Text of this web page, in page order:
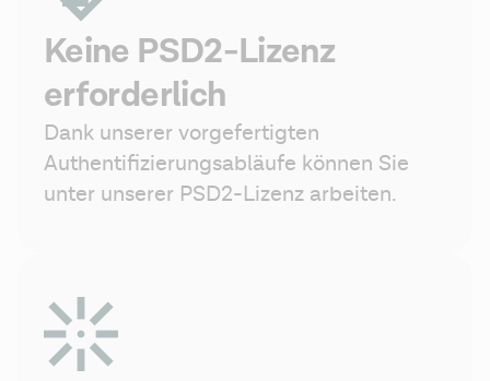
Keine PSD2-Lizenz
erforderlich
Dank unserer vorgefertigten
Authentifizierungsabläufe können Sie
unter unserer PSD2-Lizenz arbeiten.